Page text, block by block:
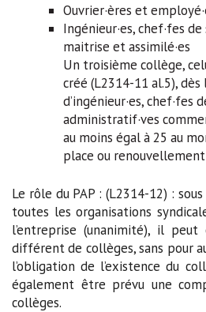
Ouvrier·ères et
Ingénieur·es, chef·fes
maitrise et assimilé·es
Un troisième collège,
créé (L2314-11 al.5),
d’ingénieur·es, chef·fes
administratif·ves
au moins égal à 25 au
place ou renouvellement
Le rôle du PAP : (L2314-12) :
toutes les organisations
l’entreprise (unanimité), il
différent de collèges, sans pour
l’obligation de l’existence du
également être prévu une
collèges.